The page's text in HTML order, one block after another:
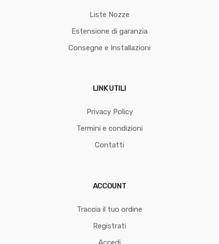
Liste Nozze
Estensione di garanzia
Consegne e Installazioni
LINK UTILI
Privacy Policy
Termini e condizioni
Contatti
ACCOUNT
Traccia il tuo ordine
Registrati